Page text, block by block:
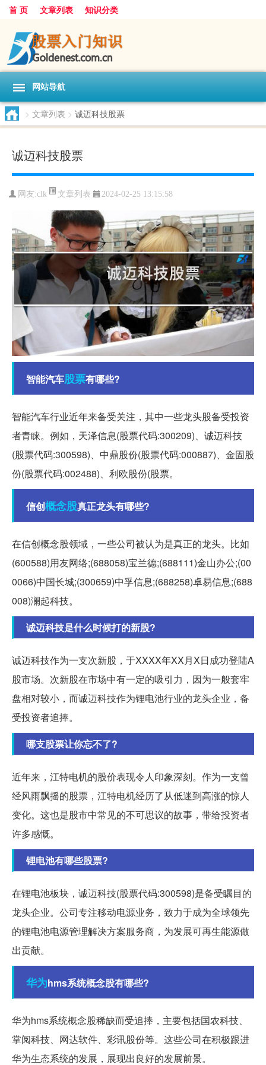
首 页 文章列表 知识分类
网站导航
> 文章列表 > 诚迈科技股票
诚迈科技股票
网友:clk 文章列表 2024-02-25 13:15:58
智能汽车股票有哪些?
智能汽车行业近年来备受关注，其中一些龙头股备受投资
者青睐。例如，天泽信息(股票代码:300209)、诚迈科技
(股票代码:300598)、中鼎股份(股票代码:000887)、金固股
份(股票代码:002488)、利欧股份(股票。
信创概念股真正龙头有哪些?
在信创概念股领域，一些公司被认为是真正的龙头。比如
(600588)用友网络;(688058)宝兰德;(688111)金山办公;(00
0066)中国长城;(300659)中孚信息;(688258)卓易信息;(688
008)澜起科技。
诚迈科技是什么时候打的新股?
诚迈科技作为一支次新股，于XXXX年XX月X日成功登陆A
股市场。次新股在市场中有一定的吸引力，因为一般套牢
盘相对较小，而诚迈科技作为锂电池行业的龙头企业，备
受投资者追捧。
哪支股票让你忘不了?
近年来，江特电机的股价表现令人印象深刻。作为一支曾
经风雨飘摇的股票，江特电机经历了从低迷到高涨的惊人
变化。这也是股市中常见的不可思议的故事，带给投资者
许多感慨。
锂电池有哪些股票?
在锂电池板块，诚迈科技(股票代码:300598)是备受瞩目的
龙头企业。公司专注移动电源业务，致力于成为全球领先
的锂电池电源管理解决方案服务商，为发展可再生能源做
出贡献。
华为hms系统概念股有哪些?
华为hms系统概念股稀缺而受追捧，主要包括国农科技、
掌阅科技、网达软件、彩讯股份等。这些公司在积极跟进
华为生态系统的发展，展现出良好的发展前景。